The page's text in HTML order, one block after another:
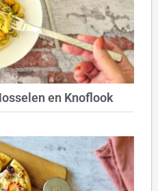
en Knoflook